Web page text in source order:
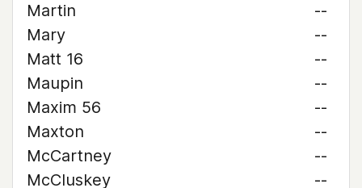
Martin
--
Mary
--
Matt 16
--
Maupin
--
Maxim 56
--
Maxton
--
McCartney
--
McCluskey
--